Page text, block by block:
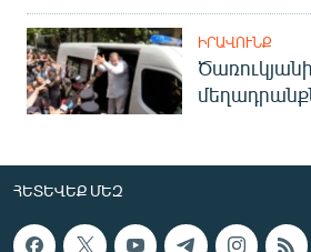
ԻՐԱՎՈՒՆՔ
ՀԵՏԵՎԵՔ ՄԵԶ